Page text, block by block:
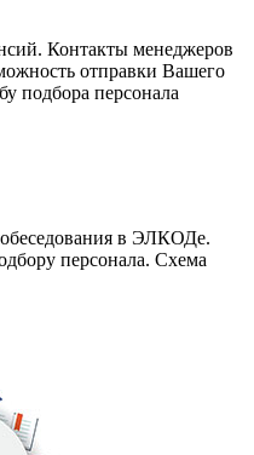
Контакты менеджеров
отправки Вашего
подбора персонала
в ЭЛКОДе.
персонала. Схема